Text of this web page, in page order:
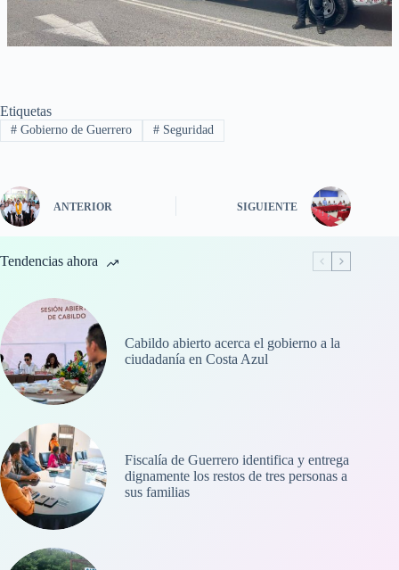
Etiquetas
#Gobierno de Guerrero #Seguridad
ANTERIOR SIGUIENTE
Tendencias ahora
Cabildo abierto acerca el gobierno a la
ciudadanía en Costa Azul
Fiscalía de Guerrero identifica y entrega
dignamente los restos de tres personas a
sus familias